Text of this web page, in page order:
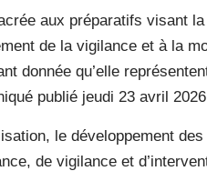
aux préparatifs visant
de la vigilance et à la
donnée qu’elle
publié jeudi 23 avril
le développement
de vigilance et